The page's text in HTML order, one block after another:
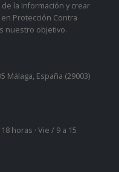
la Información y crear
Protección Contra
nuestro objetivo.
Málaga, España (29003)
horas · Vie / 9 a 15